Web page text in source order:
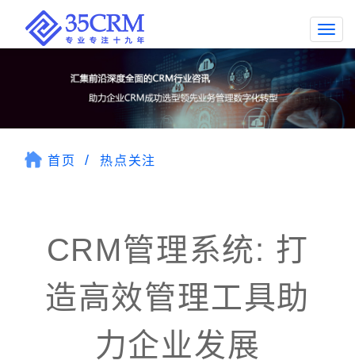
首页 热点关注
CRM管理系统: 打
造高效管理工具助
力企业发展